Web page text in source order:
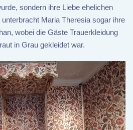
sondern ihre Liebe ehelichen
Maria Theresia sogar ihre
wobei die Gäste Trauerkleidung
in Grau gekleidet war.